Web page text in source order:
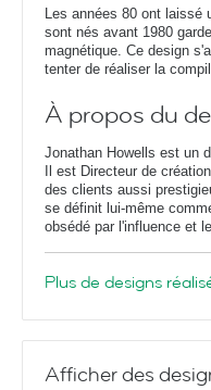
Les années 80 ont laissé
sont nés avant 1980
magnétique. Ce design
tenter de réaliser la
À propos du
Jonathan Howells est un
Il est Directeur de
des clients aussi
se définit lui-même
obsédé par l'influence et
Plus de designs
Afficher des